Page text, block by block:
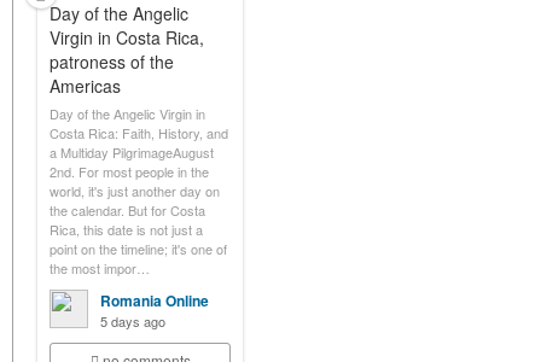
Day of the Angelic
Virgin in Costa Rica,
patroness of the
Americas
Day of the Angelic Virgin in
Costa Rica: Faith, History, and
a Multiday PilgrimageAugust
2nd. For most people in the
world, it's just another day on
the calendar. But for Costa
Rica, this date is not just a
point on the timeline; it's one of
the most impor…
Romania Online
5 days ago